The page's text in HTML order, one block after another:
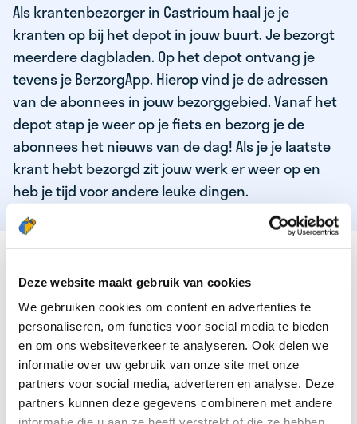
Deze website maakt gebruik van cookies
We gebruiken cookies om content en advertenties te
personaliseren, om functies voor social media te bieden
en om ons websiteverkeer te analyseren. Ook delen we
informatie over uw gebruik van onze site met onze
partners voor social media, adverteren en analyse. Deze
partners kunnen deze gegevens combineren met andere
Als krantenbezorger in Castricum haal je je
kranten op bij het depot in jouw buurt. Je bezorgt
meerdere dagbladen. Op het depot ontvang je
tevens je BerzorgApp. Hierop vind je de adressen
van de abonnees in jouw bezorggebied. Vanaf het
depot stap je weer op je fiets en bezorg je de
abonnees het nieuws van de dag! Als je je laatste
krant hebt bezorgd zit jouw werk er weer op en
heb je tijd voor andere leuke dingen.
DEZE KWALITEITEN HEEFT ONZE TOP
KRANTENBEZORGER
Je bent verantwoordelijk en zelfstandig
Je houdt van lekker bewegen in de frisse lucht
Je houdt vooral van fijn werk dat lekker bijverdient!
Je wordt blij van het bezorgen van het laatste nieuws